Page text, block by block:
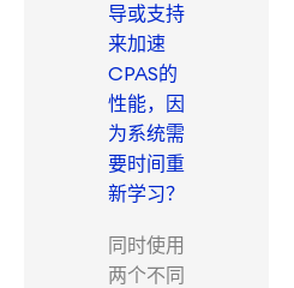
导或支持
来加速
CPAS的
性能，因
为系统需
要时间重
新学习？
同时使用
两个不同